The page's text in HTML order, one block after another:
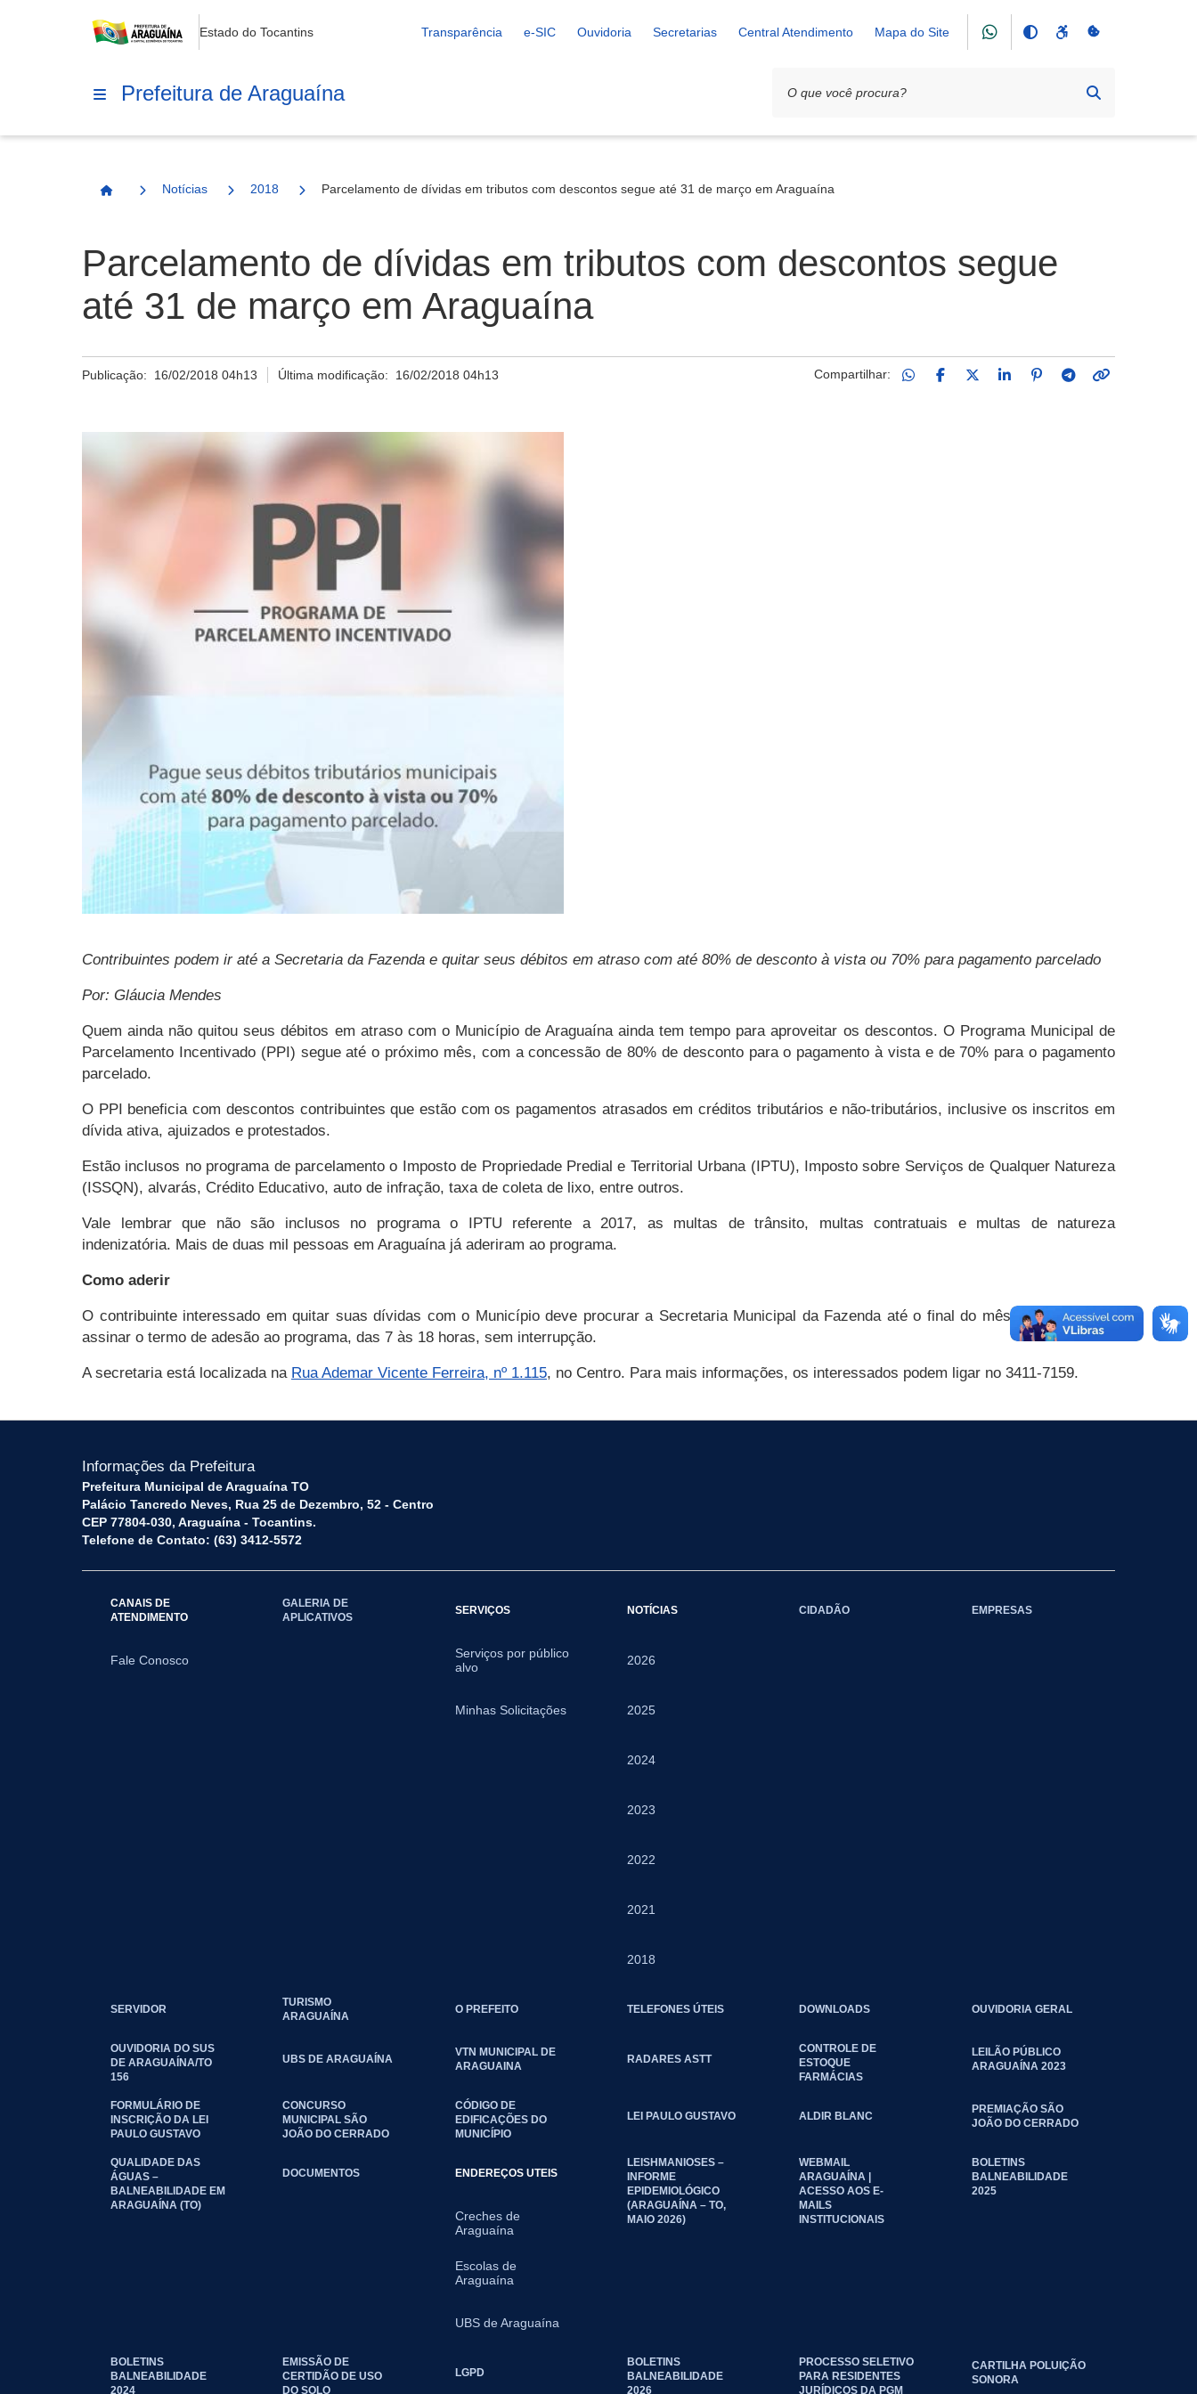
Estado do Tocantins Transparência e-SIC Ouvidoria Secretarias Central Atendimento Mapa do Site
Prefeitura de Araguaína
Página Inicial
Notícias 2018 Parcelamento de dívidas em tributos com descontos segue até 31 de março em Araguaína
Parcelamento de dívidas em tributos com descontos segue
até 31 de março em Araguaína
Publicação: 16/02/2018 04h13 Última modificação: 16/02/2018 04h13 Compartilhar:
Contribuintes podem ir até a Secretaria da Fazenda e quitar seus débitos em atraso com até 80% de desconto à vista ou 70% para pagamento parcelado
Por: Gláucia Mendes
Quem ainda não quitou seus débitos em atraso com o Município de Araguaína ainda tem tempo para aproveitar os descontos. O Programa Municipal de
Parcelamento Incentivado (PPI) segue até o próximo mês, com a concessão de 80% de desconto para o pagamento à vista e de 70% para o pagamento
parcelado.
O PPI beneficia com descontos contribuintes que estão com os pagamentos atrasados em créditos tributários e não-tributários, inclusive os inscritos em
dívida ativa, ajuizados e protestados.
Estão inclusos no programa de parcelamento o Imposto de Propriedade Predial e Territorial Urbana (IPTU), Imposto sobre Serviços de Qualquer Natureza
(ISSQN), alvarás, Crédito Educativo, auto de infração, taxa de coleta de lixo, entre outros.
Vale lembrar que não são inclusos no programa o IPTU referente a 2017, as multas de trânsito, multas contratuais e multas de natureza
indenizatória. Mais de duas mil pessoas em Araguaína já aderiram ao programa.
Como aderir
O contribuinte interessado em quitar suas dívidas com o Município deve procurar a Secretaria Municipal da Fazenda até o final do mês de março para
assinar o termo de adesão ao programa, das 7 às 18 horas, sem interrupção.
A secretaria está localizada na Rua Ademar Vicente Ferreira, nº 1.115, no Centro. Para mais informações, os interessados podem ligar no 3411-7159.
Informações da Prefeitura
Prefeitura Municipal de Araguaína TO
Palácio Tancredo Neves, Rua 25 de Dezembro, 52 - Centro
CEP 77804-030, Araguaína - Tocantins.
Telefone de Contato: (63) 3412-5572
CANAIS DE
ATENDIMENTO
Fale Conosco
GALERIA DE
APLICATIVOS
SERVIÇOS
Serviços por público
alvo
Minhas Solicitações
NOTÍCIAS
2026
2025
2024
2023
2022
2021
2018
CIDADÃO EMPRESAS
SERVIDOR
TURISMO
ARAGUAÍNA
O PREFEITO TELEFONES ÚTEIS DOWNLOADS OUVIDORIA GERAL
OUVIDORIA DO SUS
DE ARAGUAÍNA/TO
156
UBS DE ARAGUAÍNA
VTN MUNICIPAL DE
ARAGUAINA
RADARES ASTT
CONTROLE DE
ESTOQUE
FARMÁCIAS
LEILÃO PÚBLICO
ARAGUAÍNA 2023
FORMULÁRIO DE
INSCRIÇÃO DA LEI
PAULO GUSTAVO
CONCURSO
MUNICIPAL SÃO
JOÃO DO CERRADO
CÓDIGO DE
EDIFICAÇÕES DO
MUNICÍPIO
LEI PAULO GUSTAVO ALDIR BLANC
PREMIAÇÃO SÃO
JOÃO DO CERRADO
QUALIDADE DAS
ÁGUAS –
BALNEABILIDADE EM
ARAGUAÍNA (TO)
DOCUMENTOS ENDEREÇOS UTEIS
Creches de
Araguaína
Escolas de
Araguaína
UBS de Araguaína
LEISHMANIOSES –
INFORME
EPIDEMIOLÓGICO
(ARAGUAÍNA – TO,
MAIO 2026)
WEBMAIL
ARAGUAÍNA |
ACESSO AOS E-
MAILS
INSTITUCIONAIS
BOLETINS
BALNEABILIDADE
2025
BOLETINS
BALNEABILIDADE
2024
EMISSÃO DE
CERTIDÃO DE USO
DO SOLO
LGPD
BOLETINS
BALNEABILIDADE
2026
PROCESSO SELETIVO
PARA RESIDENTES
JURÍDICOS DA PGM
CARTILHA POLUIÇÃO
SONORA